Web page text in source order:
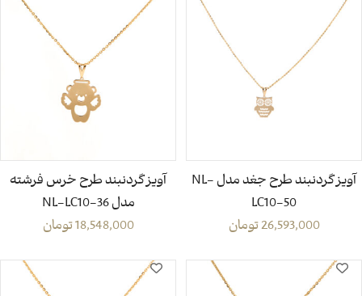
آویز گردنبند طرح جغد مدل NL-
LC10-50
26,593,000تومان
آویز گردنبند طرح خرس فرشته
مدل NL-LC10-36
18,548,000تومان